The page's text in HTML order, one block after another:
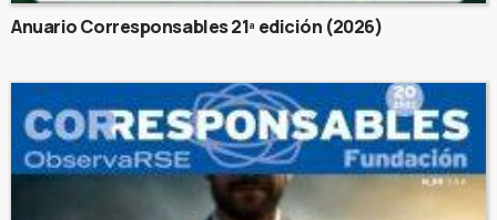
Anuario Corresponsables 21ª edición (2026)